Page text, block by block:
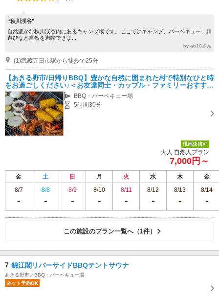
“秋川渓谷”
自然豊かな秋川渓谷内にあるキャンプ場です。ここではキャンプ、バーベキュー、川
遊びなど自然を満喫できま...
by ao10さん
(1)武蔵五日市駅から徒歩で25分
【あきる野市/日帰りBBQ】豊かな自然に囲まれた村で特別なひと時
をお過ごしください♪＜お友達同士・カップル・ファミリーおすすめ
＞
BBQ・バーベキュー場
5時間30分
現地決済可
大人 自然人プラン
7,000円～
金 土 日 月 火 水 木
金
8/7
8/8 8/9 8/10 8/11 8/12 8/13 8/14
この施設のプラン一覧へ（1件）
7 錦江閣リバーサイドBBQテントサウナ
あきる野市／BBQ・バーベキュー場
ネット予約OK